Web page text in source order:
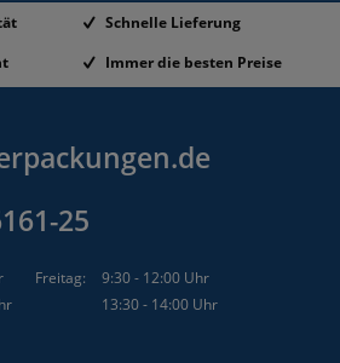
Schnelle Lieferung
Immer die besten Preise
25
Freitag:
9:30 - 12:00 Uhr
13:30 - 14:00 Uhr